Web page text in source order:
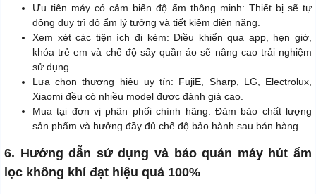
Ưu tiên máy có cảm biến độ ẩm thông minh: Thiết bị sẽ tự
động duy trì độ ẩm lý tưởng và tiết kiệm điện năng.
Xem xét các tiện ích đi kèm: Điều khiển qua app, hẹn giờ,
khóa trẻ em và chế độ sấy quần áo sẽ nâng cao trải nghiệm
sử dụng.
Lựa chọn thương hiệu uy tín: FujiE, Sharp, LG, Electrolux,
Xiaomi đều có nhiều model được đánh giá cao.
Mua tại đơn vị phân phối chính hãng: Đảm bảo chất lượng
sản phẩm và hưởng đầy đủ chế độ bảo hành sau bán hàng.
6. Hướng dẫn sử dụng và bảo quản máy hút ẩm
lọc không khí đạt hiệu quả 100%